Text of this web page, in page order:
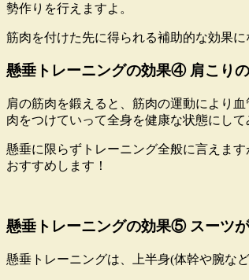
勢作りを行えますよ。
筋肉を付けた先に得られる補助的な効果
懸垂トレーニングの効果④ 肩こり
肩の筋肉を鍛えると、筋肉の運動により
肉をつけていって全身を健康な状態にして
懸垂に限らずトレーニング全般に言えま
おすすめします！
懸垂トレーニングの効果⑤ スーツ
懸垂トレーニングは、上半身(体幹や腕な